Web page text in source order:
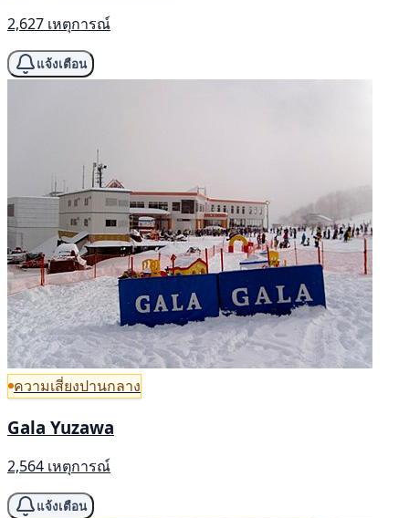
2,627 เหตุการณ์
แจ้งเตือน
ความเสี่ยงปานกลาง
Gala Yuzawa
2,564 เหตุการณ์
แจ้งเตือน